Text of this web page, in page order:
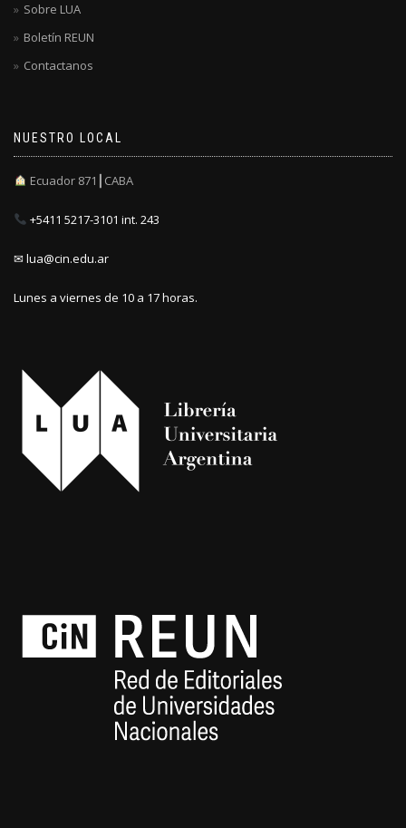
Sobre LUA
Boletín REUN
Contactanos
NUESTRO LOCAL
Ecuador 871┃CABA
+5411 5217-3101 int. 243
✉ lua@cin.edu.ar
Lunes a viernes de 10 a 17 horas.